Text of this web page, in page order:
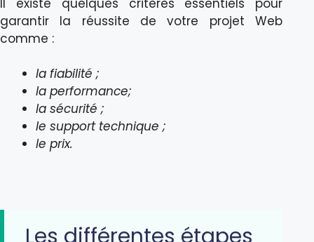
garantir la réussite de votre projet Web
comme :
la fiabilité ;
la performance;
la sécurité ;
le support technique ;
le prix.